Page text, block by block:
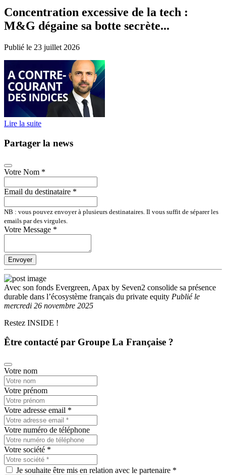
Concentration excessive de la tech :
M&G dégaine sa botte secrète...
Publié le 23 juillet 2026
Lire la suite
Partager la news
Votre Nom *
Email du destinataire *
NB : vous pouvez envoyer à plusieurs destinataires. Il vous suffit de séparer les
emails par des virgules.
Votre Message *
Envoyer
Avec son fonds Evergreen, Apax by Seven2 consolide sa présence
durable dans l’écosystème français du private equity Publiéle
mercredi 26 novembre 2025
Restez INSIDE !
Être contacté par Groupe La Française ?
Votre nom
Votre prénom
Votre adresse email *
Votre numéro de téléphone
Votre société *
Je souhaite être mis en relation avec le partenaire *